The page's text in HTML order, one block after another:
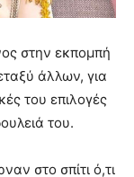
στην εκπομπή
άλλων, για
του επιλογές
του.
στο σπίτι ό,τι